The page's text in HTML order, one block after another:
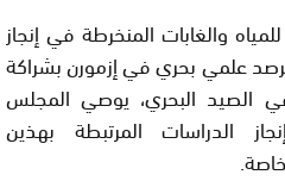
والغابات المنخرطة في إنجاز
علمي بحري في إزمورن بشراكة
الصيد البحري، يوصي المجلس
الدراسات المرتبطة بهذين